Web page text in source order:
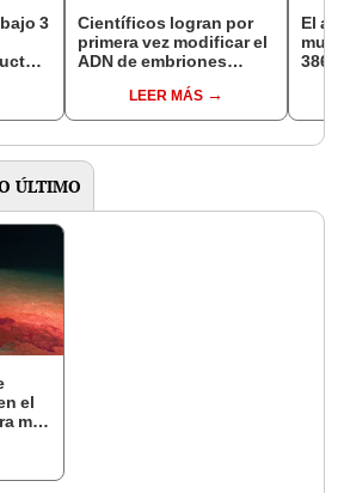
3
Científicos logran por
primera vez modificar el
ADN de embriones
exactitud y reactivan
nuevos debates
LEER MÁS
El
386
ÚLTIMO
el
más